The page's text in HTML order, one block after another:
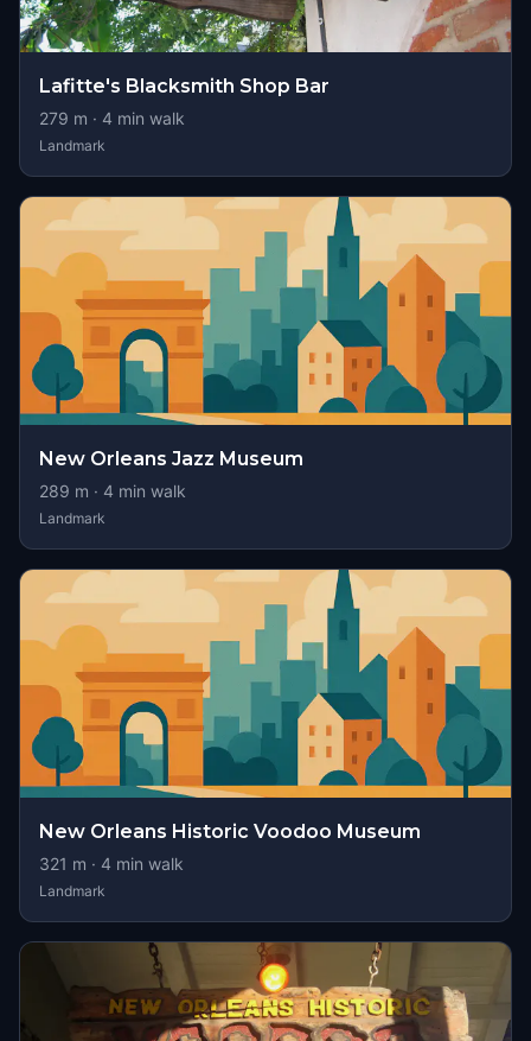
Lafitte's Blacksmith Shop Bar
279 m · 4 min walk
Landmark
New Orleans Jazz Museum
289 m · 4 min walk
Landmark
New Orleans Historic Voodoo Museum
321 m · 4 min walk
Landmark